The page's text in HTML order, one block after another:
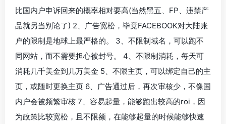
比国内户申诉回来的概率相对要高(当然黑五、FP、违禁产
品就另当别论了) 2、广告宽松，毕竟FACEBOOK对大陆账
户的限制是地球上最严格的。 3、不限制域名，可以跑不
同网站，而不需要担心被封号。 4、不限制消耗，每天可
消耗几千美金到几万美金 5、不限主页，可以绑定自己的主
页，或随时更换主页 6、广告通过后，再次审核少，不像国
内户会被频繁审核 7、容易起量，能够跑出较高的roi，因
为政策比较宽松，且不限额，在能够起量的时候能够快速